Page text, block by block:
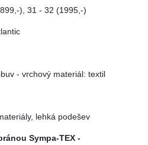
), 31 - 32 (1995,-)
- vrchový materiál: textil
lehká podešev
Sympa-TEX -